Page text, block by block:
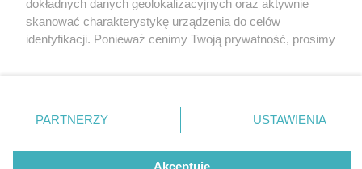
Piekary Śląskie
Chorzów
Tarnowskie Góry
Gliwice
Kontakt
Wydawca
Redakcja
dokładnych danych geolokalizacyjnych oraz aktywnie
skanować charakterystykę urządzenia do celów
identyfikacji. Ponieważ cenimy Twoją prywatność, prosimy
prywatności znajdujący się w lewym dolnym rogu strony
. Niektóre rodzaje przetwarzania danych nie wymagają
zgody użytkownika, ale masz prawo sprzeciwić się
takiemu przetwarzaniu. Preferencje będą miały
PARTNERZY USTAWIENIA
Akceptuję